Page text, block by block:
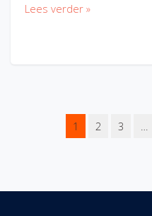
Lees verder »
1 2 3 …